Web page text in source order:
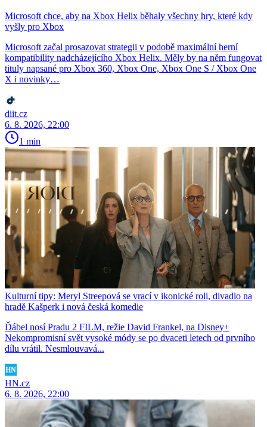
Microsoft chce, aby na Xbox Helix běhaly všechny hry, které kdy
vyšly pro Xbox
Microsoft začal prosazovat strategii v podobě maximální herní
kompatibility nadcházejícího Xbox Helix. Měly by na něm fungovat
tituly napsané pro Xbox 360, Xbox One, Xbox One S / Xbox One
X i novinky…
diit.cz
6. 8. 2026, 22:00
1 min
Kulturní tipy: Meryl Streepová se vrací v ikonické roli, divadlo na
hradě Kašperk i nová česká komedie
Ďábel nosí Pradu 2 FILM, režie David Frankel, na Disney+
Nekompromisní svět vysoké módy se po dvaceti letech od prvního
dílu vrátil. Nesmlouvavá...
HN.cz
6. 8. 2026, 22:00